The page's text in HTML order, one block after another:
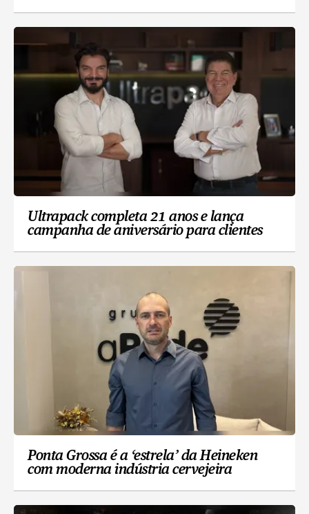
Ultrapack completa 21 anos e lança
campanha de aniversário para clientes
Ponta Grossa é a ‘estrela’ da Heineken
com moderna indústria cervejeira